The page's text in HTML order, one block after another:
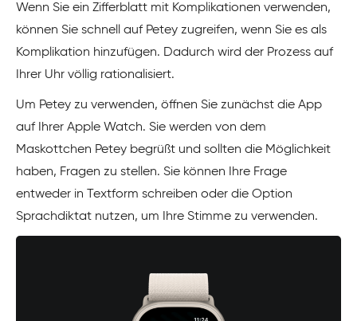
Wenn Sie ein Zifferblatt mit Komplikationen verwenden,
können Sie schnell auf Petey zugreifen, wenn Sie es als
Komplikation hinzufügen. Dadurch wird der Prozess auf
Ihrer Uhr völlig rationalisiert.
Um Petey zu verwenden, öffnen Sie zunächst die App
auf Ihrer Apple Watch. Sie werden von dem
Maskottchen Petey begrüßt und sollten die Möglichkeit
haben, Fragen zu stellen. Sie können Ihre Frage
entweder in Textform schreiben oder die Option
Sprachdiktat nutzen, um Ihre Stimme zu verwenden.